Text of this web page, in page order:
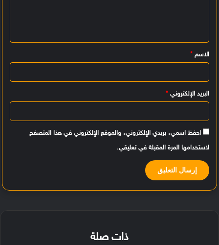
ي
ق
الاسم *
البريد الإلكتروني *
احفظ اسمي، بريدي الإلكتروني، والموقع الإلكتروني في هذا المتصفح
لاستخدامها المرة المقبلة في تعليقي.
ذات صلة